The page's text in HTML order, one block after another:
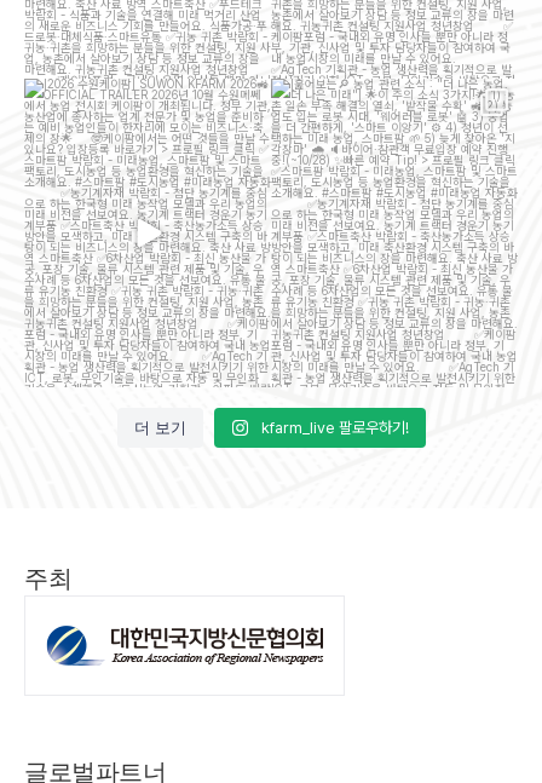
[2026 수원케이팜] SUWON KFARM
2026
OFFICIAL TRAILER...
7 5
[훑어보는
농업 관련 소식 : "더 나은 농업,
더 나은 미래"]
이...
15 5
더 보기 kfarm_live 팔로우하기!
주최
글로벌파트너